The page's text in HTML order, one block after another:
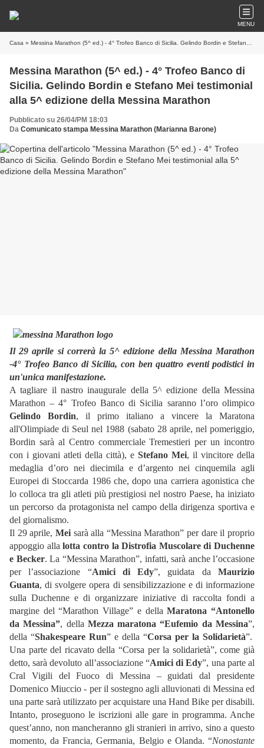
MENU
Casa » Messina Marathon (5^ ed.) - 4° Trofeo Banco di Sicilia. Gelindo Bordin e Stefano Mei testimonial alla 5^ edizione della Messina Marathon
Messina Marathon (5^ ed.) - 4° Trofeo Banco di
Sicilia. Gelindo Bordin e Stefano Mei testimonial
alla 5^ edizione della Messina Marathon
Pubblicato su 26/04/PM 18:03
Da Comunicato stampa Messina Marathon (Marianna Barone)
Il 29 aprile si correrà la 5^ edizione della Messina Marathon
-4° Trofeo Banco di Sicilia, con ben quattro eventi podistici in
un'unica manifestazione.
A tagliare il nastro inaugurale della 5^ edizione della Messina
Marathon – 4° Trofeo Banco di Sicilia saranno l’oro olimpico
Gelindo Bordin, il primo italiano a vincere la Maratona
all'Olimpiade di Seul nel 1988 (sabato 28 aprile, nel pomeriggio,
Bordin sarà al Centro commerciale Tremestieri per un incontro
con i giovani atleti della città), e Stefano Mei, il vincitore della
medaglia d’oro nei diecimila e d’argento nei cinquemila agli
Europei di Stoccarda 1986 che, dopo una carriera agonistica che
lo colloca tra gli atleti più prestigiosi nel nostro Paese, ha iniziato
un percorso da protagonista nel campo della dirigenza sportiva e
del giornalismo.
Il 29 aprile, Meisarà alla “Messina Marathon” per dare il proprio
appoggio allalotta contro la Distrofia Muscolare di Duchenne
e Becker. La “Messina Marathon”, infatti, sarà anche l’occasione
per l’associazione “Amici di Edy”, guidata daMaurizio
Guanta, di svolgere opera di sensibilizzazione e di informazione
sulla Duchenne e di organizzare iniziative di raccolta fondi a
margine del “Marathon Village” e dellaMaratona “Antonello
da Messina”, della Mezza maratona “Eufemio da Messina”,
della “Shakespeare Run” e della “Corsa per la Solidarietà”.
Una parte del ricavato della “Corsa per la solidarietà”, come già
detto, sarà devoluto all’associazione “Amici di Edy”, una parte al
Cral Vigili del Fuoco di Messina – guidati dal presidente
Domenico Miuccio - per il sostegno agli alluvionati di Messina ed
una parte sarà utilizzato per acquistare una Hand Bike per disabili.
Intanto, proseguono le iscrizioni alle gare in programma. Anche
quest’anno, non mancheranno gli stranieri in arrivo, sino a questo
momento, da Francia, Germania, Belgio e Olanda. “Nonostante